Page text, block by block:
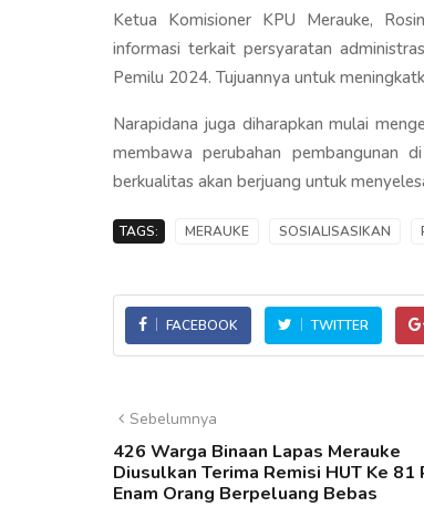
Ketua Komisioner KPU Merauke,
informasi terkait persyaratan
Pemilu 2024. Tujuannya untuk
Narapidana juga diharapkan mulai
membawa perubahan pembangunan
berkualitas akan berjuang untuk
TAGS: MERAUKE SOSIALISASIKAN
FACEBOOK TWITTER
Sebelumnya
426 Warga Binaan Lapas Merauke
Diusulkan Terima Remisi HUT Ke 81
Enam Orang Berpeluang Bebas